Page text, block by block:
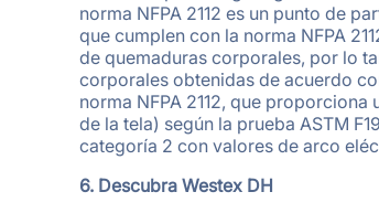
norma NFPA 2112 es un punto de
que cumplen con la norma NFPA
de quemaduras corporales, por lo
corporales obtenidas de acuerdo
norma NFPA 2112, que
de la tela) según la prueba ASTM
categoría 2 con valores de arco
6. Descubra Westex DH